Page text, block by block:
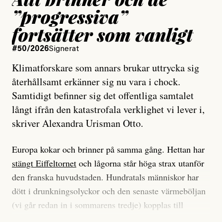
”progressiva”
fortsätter som vanligt
#50/2026Signerat
Klimatforskare som annars brukar uttrycka sig
återhållsamt erkänner sig nu vara i chock.
Samtidigt befinner sig det offentliga samtalet
långt ifrån den katastrofala verklighet vi lever i,
skriver Alexandra Urisman Otto.
Europa kokar och brinner på samma gång. Hettan har
stängt Eiffeltornet och lågorna står höga strax utanför
den franska huvudstaden. Hundratals människor har
dött i drunkningsolyckor och den senaste värmeböljan
(vi går redan in i sommarens tredje) kopplas till